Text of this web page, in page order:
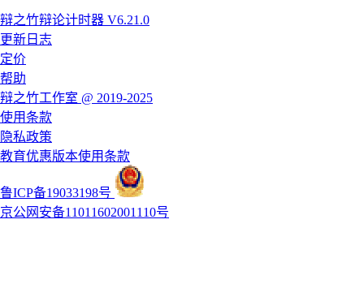
辩之竹辩论计时器 V6.21.0
更新日志
定价
帮助
辩之竹工作室 @ 2019-2025
使用条款
隐私政策
教育优惠版本使用条款
鲁ICP备19033198号
京公网安备11011602001110号